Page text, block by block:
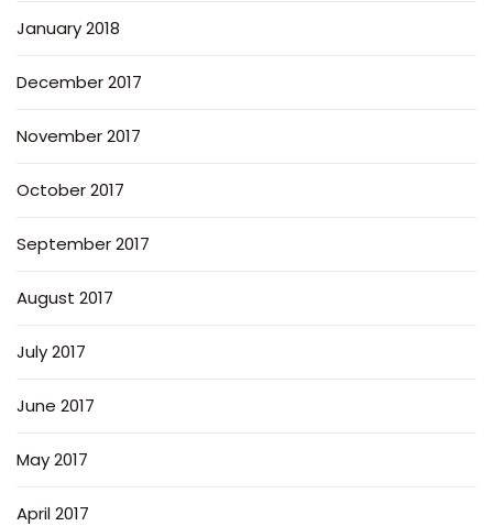
January 2018
December 2017
November 2017
October 2017
September 2017
August 2017
July 2017
June 2017
May 2017
April 2017